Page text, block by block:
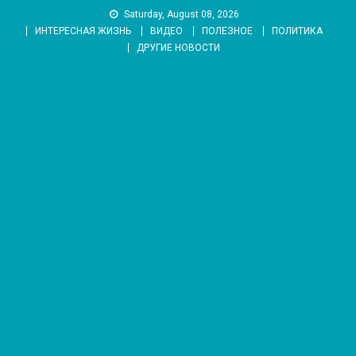
Saturday, August 08, 2026
ИНТЕРЕСНАЯ ЖИЗНЬ
ВИДЕО ПОЛЕЗНОЕ
ПОЛИТИКА
ДРУГИЕ НОВОСТИ